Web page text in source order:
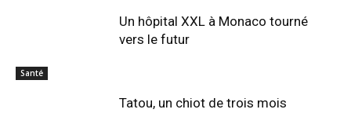
Santé
Un hôpital XXL à Monaco tourné
vers le futur
Tatou, un chiot de trois mois